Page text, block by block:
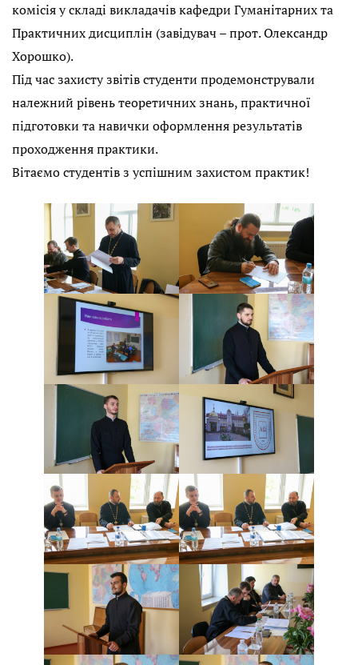
комісія у складі викладачів кафедри Гуманітарних та
Практичних дисциплін (завідувач – прот. Олександр
Хорошко).
Під час захисту звітів студенти продемонстрували
належний рівень теоретичних знань, практичної
підготовки та навички оформлення результатів
проходження практики.
Вітаємо студентів з успішним захистом практик!